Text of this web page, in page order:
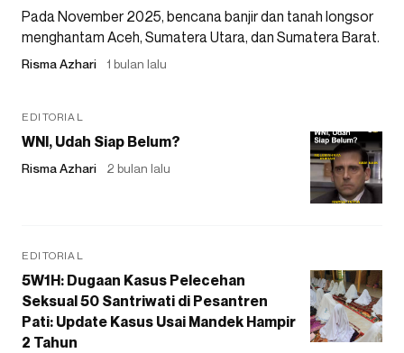
Pada November 2025, bencana banjir dan tanah longsor
menghantam Aceh, Sumatera Utara, dan Sumatera Barat.
Risma Azhari 1 bulan lalu
EDITORIAL
WNI, Udah Siap Belum?
Risma Azhari 2 bulan lalu
EDITORIAL
5W1H: Dugaan Kasus Pelecehan
Seksual 50 Santriwati di Pesantren
Pati: Update Kasus Usai Mandek Hampir
2 Tahun